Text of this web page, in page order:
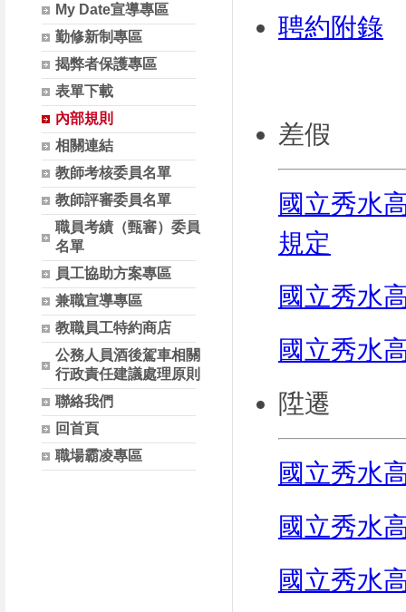
My Date宣導專區
勤修新制專區
揭弊者保護專區
表單下載
內部規則
相關連結
教師考核委員名單
教師評審委員名單
職員考績（甄審）委員
名單
員工協助方案專區
兼職宣導專區
教職員工特約商店
公務人員酒後駕車相關
行政責任建議處理原則
聯絡我們
回首頁
職場霸凌專區
聘約附錄
差假
國立秀水
規定
國立秀水
國立秀水
陞遷
國立秀水
國立秀水
國立秀水